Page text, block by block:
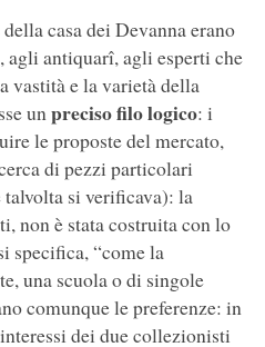
casa dei Devanna erano
agli antiquarî, agli esperti che
vastità e la varietà della
unpreciso filo logico: i
le proposte del mercato,
di pezzi particolari
si verificava): la
non è stata costruita con lo
specifica, “come la
una scuola o di singole
comunque le preferenze: in
dei due collezionisti